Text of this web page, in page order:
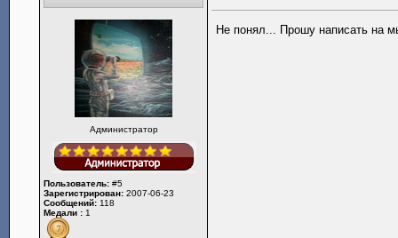
Администратор
Пользователь: #5
Зарегистрирован: 2007-06-23
Сообщений: 118
Медали : 1
Не понял... Прошу написать на